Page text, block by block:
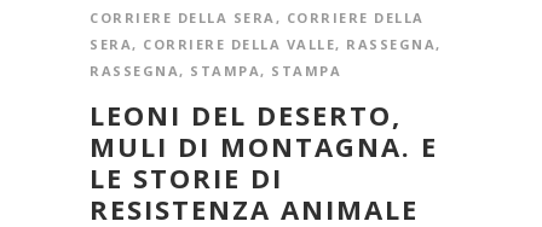
CORRIERE DELLA SERA, CORRIERE DELLA
SERA, CORRIERE DELLA VALLE, RASSEGNA,
RASSEGNA, STAMPA, STAMPA
LEONI DEL DESERTO,
MULI DI MONTAGNA. E
LE STORIE DI
RESISTENZA ANIMALE